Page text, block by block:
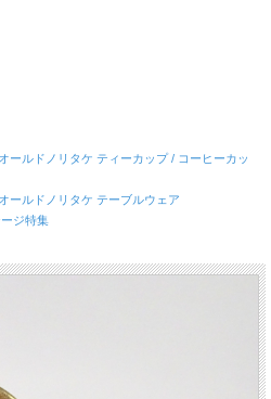
オールドノリタケ ティーカップ / コーヒーカッ
オールドノリタケ テーブルウェア
ジ特集